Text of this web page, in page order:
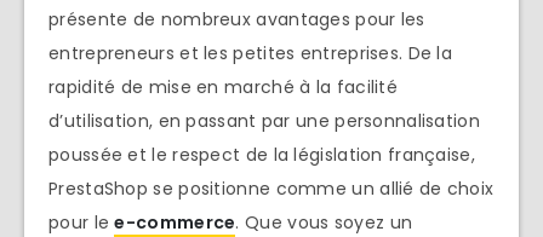
présente de nombreux avantages pour les
entrepreneurs et les petites entreprises. De la
rapidité de mise en marché à la facilité
d’utilisation, en passant par une personnalisation
poussée et le respect de la législation française,
PrestaShop se positionne comme un allié de choix
pour lee-commerce. Que vous soyez un